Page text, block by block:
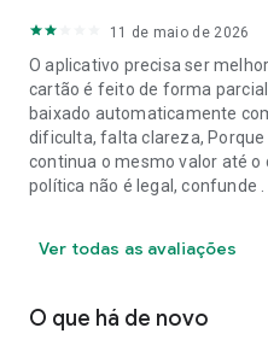
11 de maio de 2026
O aplicativo precisa ser
cartão é feito de forma
baixado automaticamente
dificulta, falta clareza,
continua o mesmo valor até o
política não é legal, confunde .
Ver todas as avaliações
O que há de novo